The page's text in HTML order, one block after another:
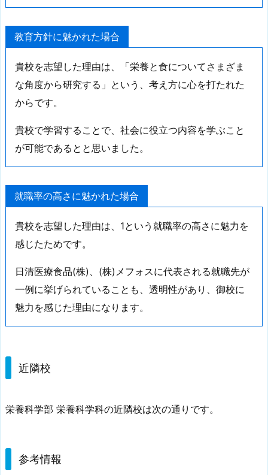
教育方針に魅かれた場合
貴校を志望した理由は、「栄養と食についてさまざま
な角度から研究する」という、考え方に心を打たれた
からです。
貴校で学習することで、社会に役立つ内容を学ぶこと
が可能であるとと思いました。
就職率の高さに魅かれた場合
貴校を志望した理由は、1という就職率の高さに魅力を
感じたためです。
日清医療食品(株)、(株)メフォスに代表される就職先が
一例に挙げられていることも、透明性があり、御校に
魅力を感じた理由になります。
近隣校
栄養科学部 栄養科学科の近隣校は次の通りです。
参考情報